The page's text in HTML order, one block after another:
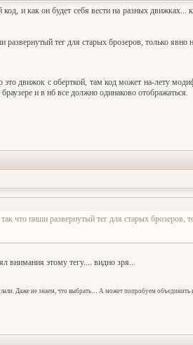
и как он будет себя вести на разных движках...
развернутый тег для старых брозеров, только явно
движок с оберткой, там код может на-лету
и в нб все должно одинаково отображаться.
что пиши развернутый тег для старых брозеров,
внимания этому тегу.... видно зря...
Даже не знаем, что выбрать… А может попробуем объединить